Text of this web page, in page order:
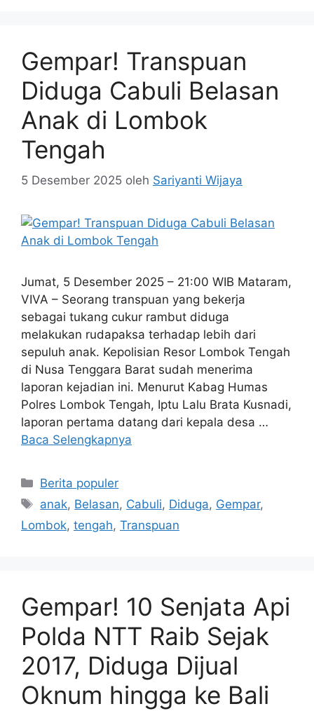
Gempar! Transpuan
Diduga Cabuli Belasan
Anak di Lombok
Tengah
5 Desember 2025 oleh Sariyanti Wijaya
Jumat, 5 Desember 2025 – 21:00 WIB Mataram,
VIVA – Seorang transpuan yang bekerja
sebagai tukang cukur rambut diduga
melakukan rudapaksa terhadap lebih dari
sepuluh anak. Kepolisian Resor Lombok Tengah
di Nusa Tenggara Barat sudah menerima
laporan kejadian ini. Menurut Kabag Humas
Polres Lombok Tengah, Iptu Lalu Brata Kusnadi,
laporan pertama datang dari kepala desa …
Baca Selengkapnya
Kategori
Berita populer
Tag
anak, Belasan, Cabuli, Diduga, Gempar,
Lombok, tengah, Transpuan
Gempar! 10 Senjata Api
Polda NTT Raib Sejak
2017, Diduga Dijual
Oknum hingga ke Bali